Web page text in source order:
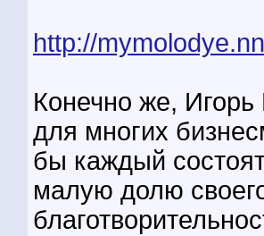
http://
Конечно же,
для многих
бы каждый
малую долю